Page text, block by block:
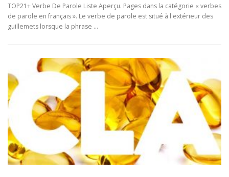
TOP21+ Verbe De Parole Liste Aperçu. Pages dans la catégorie « verbes
de parole en français ». Le verbe de parole est situé à l'extérieur des
guillemets lorsque la phrase …